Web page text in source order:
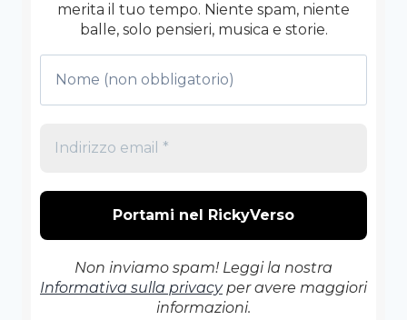
merita il tuo tempo. Niente spam, niente
balle, solo pensieri, musica e storie.
Non inviamo spam! Leggi la nostra
Informativa sulla privacyper avere maggiori
informazioni.